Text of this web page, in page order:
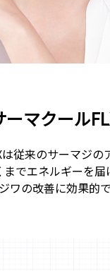
ーマクール
従来のサーマジの
でエネルギーを届
ワの改善に効果的で